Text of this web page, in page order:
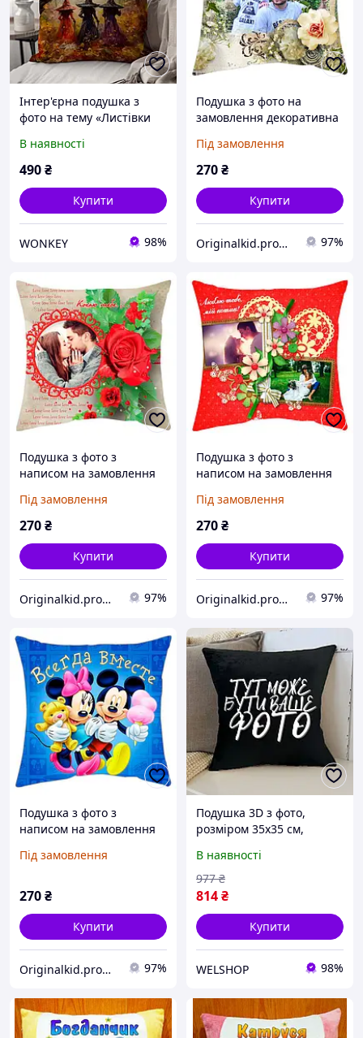
Інтер'єрна подушка з
фото на тему «Листівки
1327845UA
В наявності
490₴
Купити
WONKEY 98%
Подушка з фото на
замовлення декоративна
8-м березня!
Під замовлення
270₴
Купити
Originalkid.prom.ua 97%
Подушка з фото з
написом на замовлення
Під замовлення
270₴
Купити
Originalkid.prom.ua 97%
Подушка з фото з
написом на замовлення
Під замовлення
270₴
Купити
Originalkid.prom.ua 97%
Подушка з фото з
написом на замовлення
разом.
Під замовлення
270₴
Купити
Originalkid.prom.ua 97%
Подушка 3D з фото,
розміром 35х35 см,
шариковий силікон, в
подарунок (Україна)
В наявності
814₴
977 ₴
Купити
WELSHOP 98%